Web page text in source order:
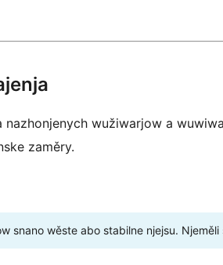
wužiwarjow a
zaměry.
snano wěste abo stabilne njejsu.